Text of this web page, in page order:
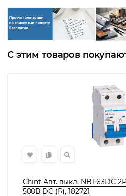
С этим товаров
Chint Авт. выкл. NB1-63DC
500В DC (R), 182721